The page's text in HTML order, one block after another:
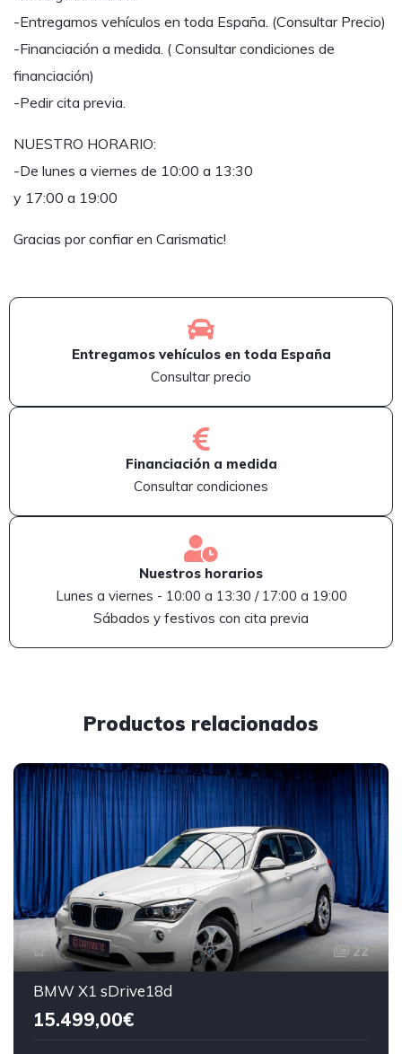
-Entregamos vehículos en toda España. (Consultar Precio)
-Financiación a medida. ( Consultar condiciones de
financiación)
-Pedir cita previa.
NUESTRO HORARIO:
-De lunes a viernes de 10:00 a 13:30
y 17:00 a 19:00
Gracias por confiar en Carismatic!
Entregamos vehículos en toda España
Consultar precio
Financiación a medida
Consultar condiciones
Nuestros horarios
Lunes a viernes - 10:00 a 13:30 / 17:00 a 19:00
Sábados y festivos con cita previa
Productos relacionados
22
BMW X1 sDrive18d
15.499,00€